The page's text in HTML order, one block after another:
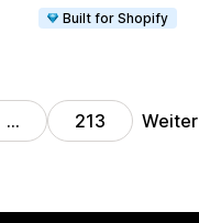
Built for Shopify
… 213 Weiter